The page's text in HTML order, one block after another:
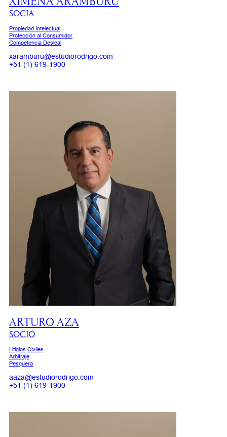
SOCIA
Propiedad Intelectual
Protección al Consumidor
Competencia Desleal
xaramburu@estudiorodrigo.com
+51 (1) 619-1900
ARTURO AZA
SOCIO
Litigios Civiles
Arbitraje
Pesquera
aaza@estudiorodrigo.com
+51 (1) 619-1900